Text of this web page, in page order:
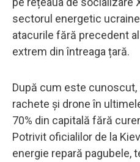
sectorul energetic
atacurile fără precedent
extrem din întreaga țară.
După cum este cunoscut,
rachete și drone în
70% din capitală fără
Potrivit oficialilor de la
energie repară pagubele,